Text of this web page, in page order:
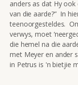
anders as dat Hy
van die aarde?” In
teenoorgesteldes.
verwys, moet
die hemel na die
met Meyer en ander
in Petrus is 'n bietjie